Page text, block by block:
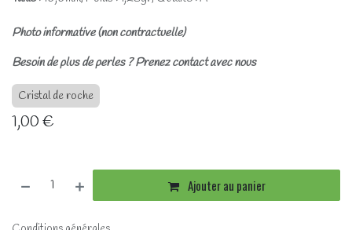
Photo informative (non contractuelle)
Besoin de plus de perles ? Prenez contact avec nous
Cristal de roche
1,00€
Ajouter au panier